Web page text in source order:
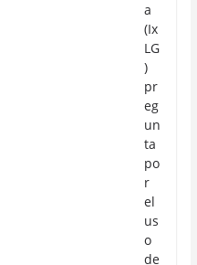
a
(Ix
LG
)
pr
eg
un
ta
po
r
el
us
o
de